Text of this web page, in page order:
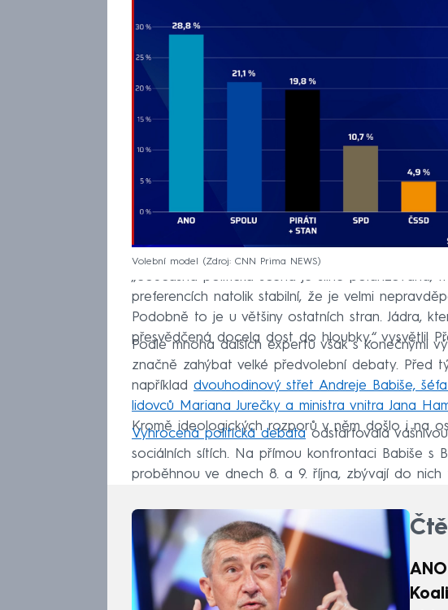
Volební model Zdroj: CNN Prima NEWS
„Současná politická scéna je silně polarizovaná,
preferencích natolik stabilní, že je velmi
Podobně to je u většiny ostatních stran. Jádra,
přesvědčená docela dost do hloubky,“ vysvětlil
Podle mnoha dalších expertů však s konečnými
značně zahýbat velké předvolební debaty. Před
například dvouhodinový střet Andreje Babiše,
lidovců Mariana Jurečky a ministra vnitra Jana
Kromě ideologických rozporů v něm došlo i na
Vyhrocená politická debataodstartovala
sociálních sítích. Na přímou konfrontaci Babiše s
proběhnou ve dnech 8. a 9. října, zbývají do